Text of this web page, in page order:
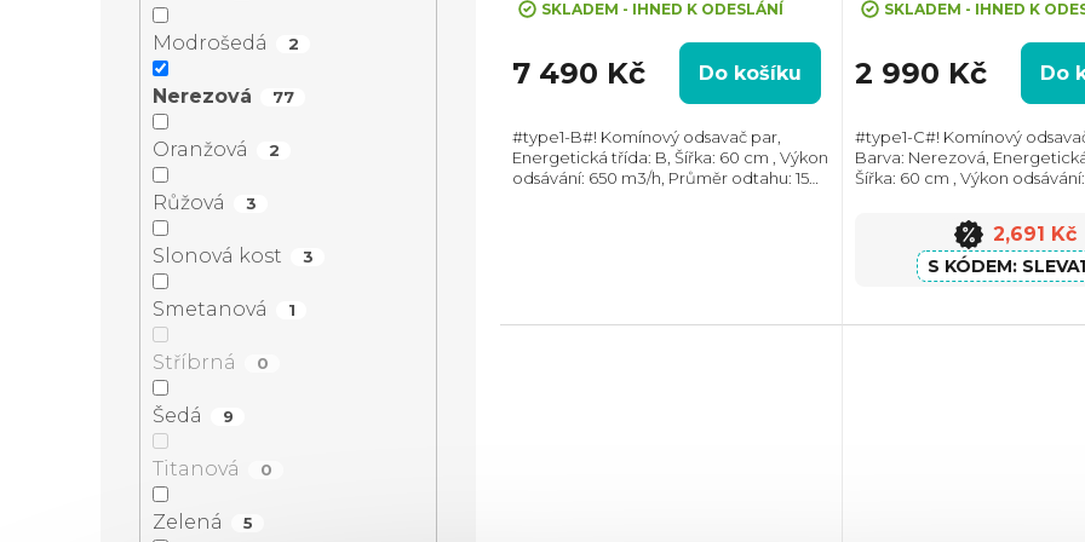
Modrošedá 2
Nerezová 77
Oranžová 2
Růžová 3
Slonová kost 3
Smetanová 1
Stříbrná 0
Šedá 9
Titanová 0
Zelená 5
SKLADEM - IHNED K ODESLÁNÍ
7 490 Kč Do košíku
#type1-B#! Komínový odsavač par,
Energetická třída: B, Šířka: 60 cm , Výkon
odsávání: 650 m3/h, Průměr odtahu: 150
SKLADEM - IHNED K
2 990 Kč Do
#type1-C#! Komínový
Barva: Nerezová,
Šířka: 60 cm , Výkon
Horní, Možnost recirkulace i
2,691 Kč